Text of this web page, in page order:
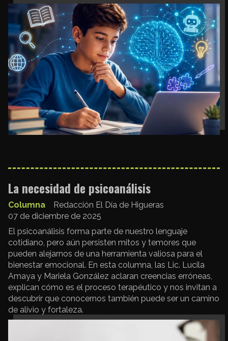
La necesidad de psicoanálisis
Redacción El Día de Higueras
Columna
07 de diciembre de 2025
El psicoanálisis forma parte de nuestro lenguaje
cotidiano, pero aún persisten mitos y temores que
pueden alejarnos de una herramienta valiosa para el
bienestar emocional. En esta columna, las Lic. Lucila
Amaya y Mariela González aclaran creencias erróneas,
explican cómo es el proceso terapéutico y nos invitan a
descubrir que conocernos también puede ser un camino
de alivio y fortaleza.